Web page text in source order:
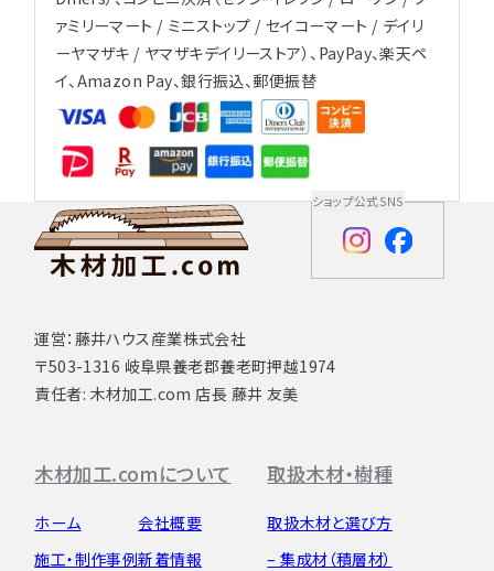
ァミリーマート / ミニストップ / セイコーマート / デイリ
ーヤマザキ / ヤマザキデイリーストア）、PayPay、楽天ペ
イ、Amazon Pay、銀行振込、郵便振替
運営：藤井ハウス産業株式会社
〒503-1316 岐阜県養老郡養老町押越1974
責任者: 木材加工.com 店長 藤井 友美
ショップ公式SNS
木材加工.comについて
ホーム
施工・制作事例
会社概要
新着情報
取扱木材・樹種
取扱木材と選び方
– 集成材（積層材）